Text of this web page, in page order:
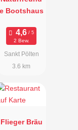
e Bootshaus
2 Bew.
Sankt Pölten
3.6 km
Flieger Bräu